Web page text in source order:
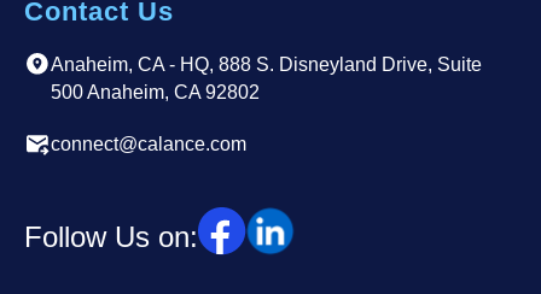
Contact Us
Anaheim, CA - HQ, 888 S. Disneyland Drive, Suite
500 Anaheim, CA 92802
connect@calance.com
Follow Us on: